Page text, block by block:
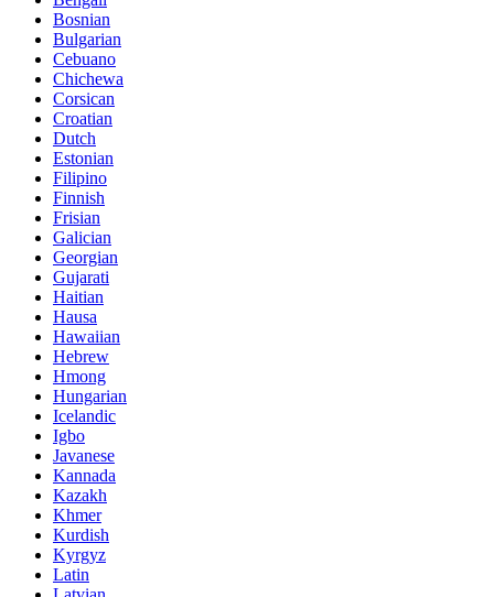
Bosnian
Bulgarian
Cebuano
Chichewa
Corsican
Croatian
Dutch
Estonian
Filipino
Finnish
Frisian
Galician
Georgian
Gujarati
Haitian
Hausa
Hawaiian
Hebrew
Hmong
Hungarian
Icelandic
Igbo
Javanese
Kannada
Kazakh
Khmer
Kurdish
Kyrgyz
Latin